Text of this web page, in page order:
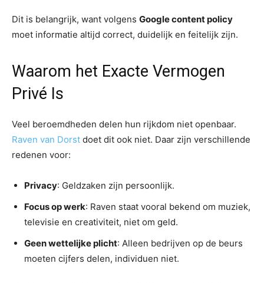
Dit is belangrijk, want volgens Google content policy
moet informatie altijd correct, duidelijk en feitelijk zijn.
Waarom het Exacte Vermogen
Privé Is
Veel beroemdheden delen hun rijkdom niet openbaar.
Raven van Dorst doet dit ook niet. Daar zijn verschillende
redenen voor:
Privacy: Geldzaken zijn persoonlijk.
Focus op werk: Raven staat vooral bekend om muziek,
televisie en creativiteit, niet om geld.
Geen wettelijke plicht: Alleen bedrijven op de beurs
moeten cijfers delen, individuen niet.